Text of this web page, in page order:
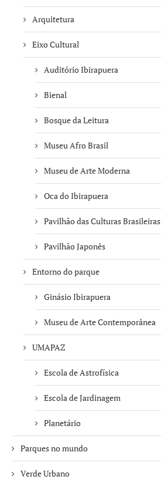
Arquitetura
Eixo Cultural
Auditório Ibirapuera
Bienal
Bosque da Leitura
Museu Afro Brasil
Museu de Arte Moderna
Oca do Ibirapuera
Pavilhão das Culturas Brasileiras
Pavilhão Japonês
Entorno do parque
Ginásio Ibirapuera
Museu de Arte Contemporânea
UMAPAZ
Escola de Astrofísica
Escola de Jardinagem
Planetário
Parques no mundo
Verde Urbano